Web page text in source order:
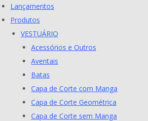
Lançamentos
Produtos
VESTUÁRIO
Acessórios e Outros
Aventais
Batas
Capa de Corte com Manga
Capa de Corte Geométrica
Capa de Corte sem Manga